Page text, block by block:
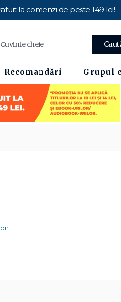
la comenzi de peste 149 lei!
Recomandări Grupul